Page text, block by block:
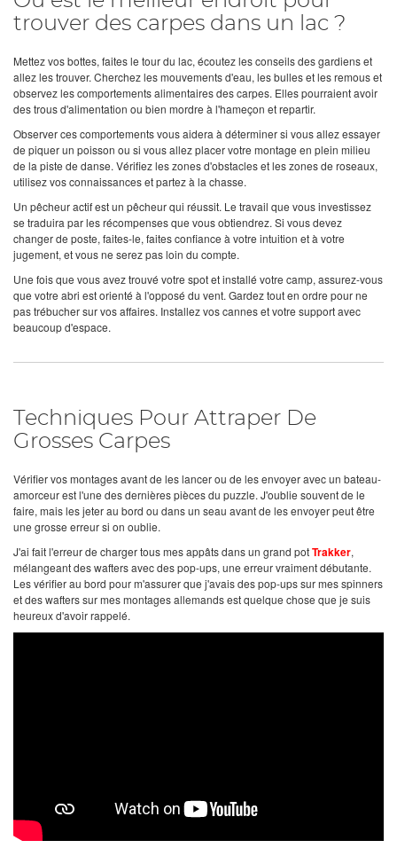
trouver des carpes dans un lac ?
Mettez vos bottes, faites le tour du lac, écoutez les conseils des gardiens et
allez les trouver. Cherchez les mouvements d'eau, les bulles et les remous et
observez les comportements alimentaires des carpes. Elles pourraient avoir
des trous d'alimentation ou bien mordre à l'hameçon et repartir.
Observer ces comportements vous aidera à déterminer si vous allez essayer
de piquer un poisson ou si vous allez placer votre montage en plein milieu
de la piste de danse. Vérifiez les zones d'obstacles et les zones de roseaux,
utilisez vos connaissances et partez à la chasse.
Un pêcheur actif est un pêcheur qui réussit. Le travail que vous investissez
se traduira par les récompenses que vous obtiendrez. Si vous devez
changer de poste, faites-le, faites confiance à votre intuition et à votre
jugement, et vous ne serez pas loin du compte.
Une fois que vous avez trouvé votre spot et installé votre camp, assurez-vous
que votre abri est orienté à l'opposé du vent. Gardez tout en ordre pour ne
pas trébucher sur vos affaires. Installez vos cannes et votre support avec
beaucoup d'espace.
Techniques Pour Attraper De
Grosses Carpes
Vérifier vos montages avant de les lancer ou de les envoyer avec un bateau-
amorceur est l'une des dernières pièces du puzzle. J'oublie souvent de le
faire, mais les jeter au bord ou dans un seau avant de les envoyer peut être
une grosse erreur si on oublie.
J'ai fait l'erreur de charger tous mes appâts dans un grand potTrakker,
mélangeant des wafters avec des pop-ups, une erreur vraiment débutante.
Les vérifier au bord pour m'assurer que j'avais des pop-ups sur mes spinners
et des wafters sur mes montages allemands est quelque chose que je suis
heureux d'avoir rappelé.